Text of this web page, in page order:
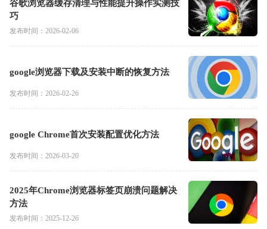
谷歌浏览器缓存清理与性能提升操作实测技
巧
发布时间：2026-02-06
google浏览器下载及安装中断的恢复方法
发布时间：2026-02-26
google Chrome首次安装配置优化方法
发布时间：2026-03-20
2025年Chrome浏览器标签页崩溃问题解决
方法
发布时间：2025-12-26